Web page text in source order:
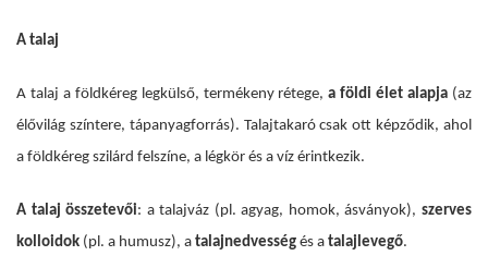
A talaj
A talaj a földkéreg legkülső, termékeny rétege,a földi élet alapja (az
élővilág színtere, tápanyagforrás). Talajtakaró csak ott képződik, ahol
a földkéreg szilárd felszíne, a légkör és a víz érintkezik.
A talaj összetevői: a talajváz (pl. agyag, homok, ásványok),szerves
kolloidok (pl. a humusz), a talajnedvesség és a talajlevegő.